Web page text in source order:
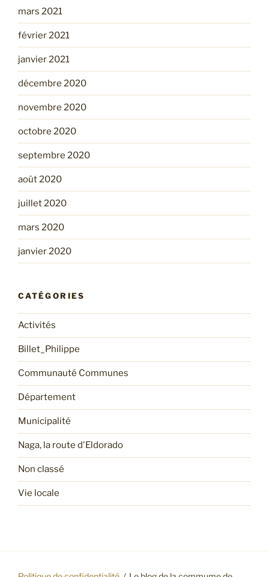
mars 2021
février 2021
janvier 2021
décembre 2020
novembre 2020
octobre 2020
septembre 2020
août 2020
juillet 2020
mars 2020
janvier 2020
CATÉGORIES
Activités
Billet_Philippe
Communauté Communes
Département
Municipalité
Naga, la route d'Eldorado
Non classé
Vie locale